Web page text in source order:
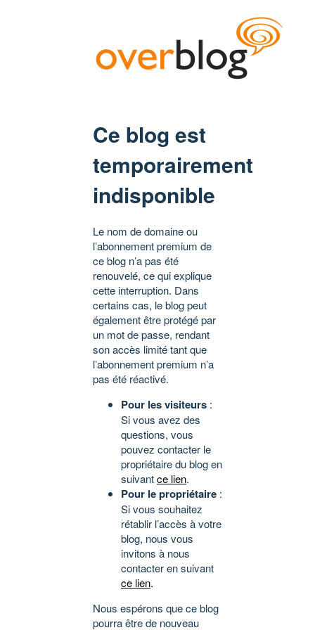
Ce blog est
temporairement
indisponible
Le nom de domaine ou
l’abonnement premium de
ce blog n’a pas été
renouvelé, ce qui explique
cette interruption. Dans
certains cas, le blog peut
également être protégé par
un mot de passe, rendant
son accès limité tant que
l’abonnement premium n’a
pas été réactivé.
Pour les visiteurs :
Si vous avez des
questions, vous
pouvez contacter le
propriétaire du blog en
suivantce lien.
Pour le propriétaire :
Si vous souhaitez
rétablir l’accès à votre
blog, nous vous
invitons à nous
contacter en suivant
ce lien.
Nous espérons que ce blog
pourra être de nouveau